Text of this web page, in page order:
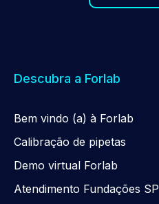
Descubra a Forlab
Bem vindo (a) à Forlab
Calibração de pipetas
Demo virtual Forlab
Atendimento Fundações SP